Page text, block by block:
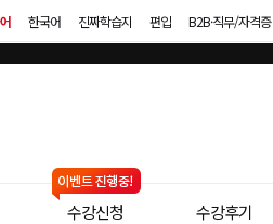
한국어 진짜학습지 편입 B2B·직무/자격증
수강신청 수강후기